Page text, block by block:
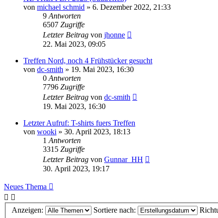
von michael schmid » 6. Dezember 2022, 21:33
9 Antworten
6507 Zugriffe
Letzter Beitrag von jhonne
22. Mai 2023, 09:05
Treffen Nord, noch 4 Frühstücker gesucht
von dc-smith » 19. Mai 2023, 16:30
0 Antworten
7796 Zugriffe
Letzter Beitrag von dc-smith
19. Mai 2023, 16:30
Letzter Aufruf: T-shirts fuers Treffen
von wooki » 30. April 2023, 18:13
1 Antworten
3315 Zugriffe
Letzter Beitrag von Gunnar_HH
30. April 2023, 19:17
Neues Thema
Anzeigen: Sortiere nach: